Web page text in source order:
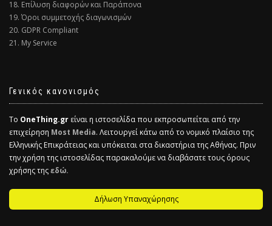
18. Επίλυση διαφορών και Παράπονα
19. Όροι συμμετοχής διαγωνισμών
20. GDPR Compliant
21. My Service
Γενικός κανονισμός
Το OneThing.gr είναι η ιστοσελίδα που εκπροσωπείται από την
επιχείρηση Most Media. Λειτουργεί κάτω από το νομικό πλαίσιο της
Ελληνικής Επικράτειας και υπόκειται στα δικαστήρια της Αθήνας. Πριν
την χρήση της ιστοσελίδας παρακαλούμε να διαβάσατε τους όρους
χρήσης τηςεδώ.
Δήλωση Υπαναχώρησης